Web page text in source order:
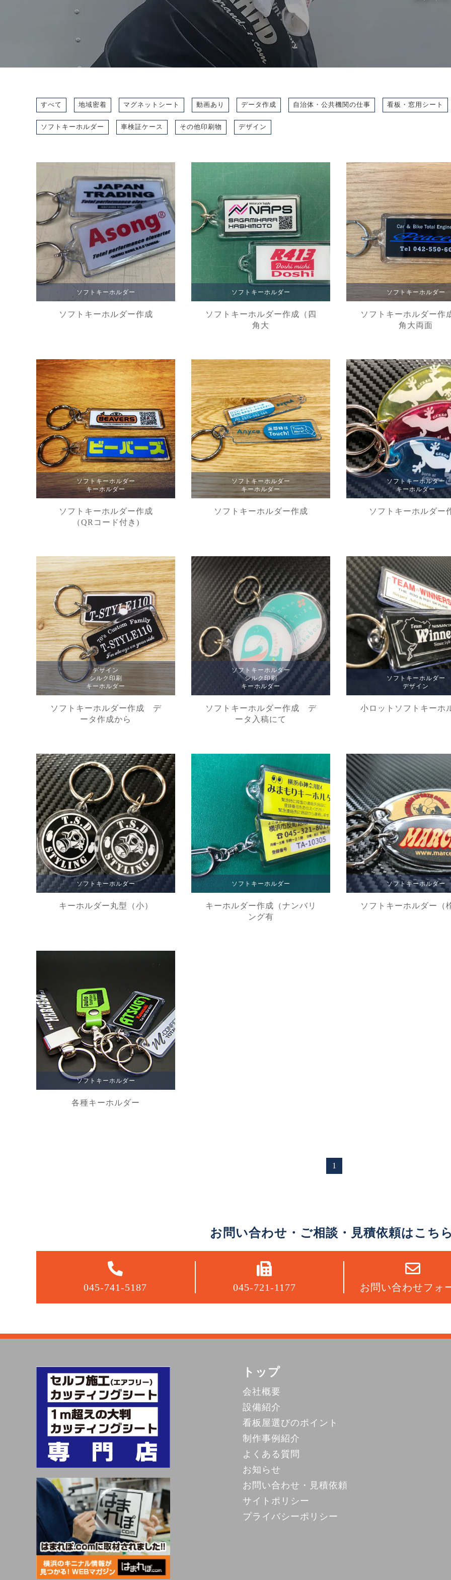
すべて 地域密着 マグネットシート 動画あり データ作成 自治体・公共機関の仕事 看板・窓用シート
ソフトキーホルダー 車検証ケース その他印刷物 デザイン
ソフトキーホルダー
ソフトキーホルダー作成
ソフトキーホルダー
ソフトキーホルダー作成（四
角大
ソフトキーホルダー
ソフトキーホルダー作
角大両面
ソフトキーホルダー
キーホルダー
ソフトキーホルダー作成
（QRコード付き)
ソフトキーホルダー
キーホルダー
ソフトキーホルダー作成
ソフトキーホルダー
キーホルダー
ソフトキーホルダー
デザイン
シルク印刷
キーホルダー
ソフトキーホルダー作成 デ
ータ作成から
ソフトキーホルダー
シルク印刷
キーホルダー
ソフトキーホルダー作成 デ
ータ入稿にて
ソフトキーホルダー
デザイン
小ロットソフトキーホ
ソフトキーホルダー
キーホルダー丸型（小）
ソフトキーホルダー
キーホルダー作成（ナンバリ
ング有
ソフトキーホルダー
ソフトキーホルダー（
ソフトキーホルダー
各種キーホルダー
1
お問い合わせ・ご相談・見積依頼はこち
045-741-5187 045-721-1177 お問い合わせフォ
トップ
会社概要
設備紹介
看板屋選びのポイント
制作事例紹介
よくある質問
お知らせ
お問い合わせ・見積依頼
サイトポリシー
プライバシーポリシー